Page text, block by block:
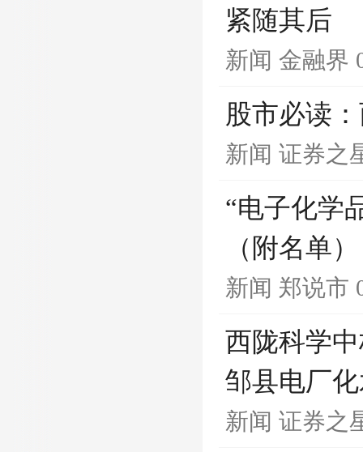
紧随其后
新闻 金融界
股市必读
新闻 证券之
“电子化学
（附名单）
新闻 郑说市
西陇科学
邹县电厂
新闻 证券之